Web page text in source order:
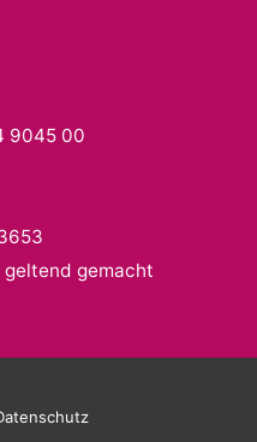
9045 00
gemacht